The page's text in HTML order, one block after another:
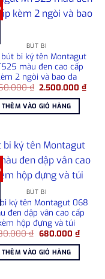
BÚT BI
bút bi ký tên Montagut
màu đen cao cấp
2 ngòi và bao da
₫ Giá
là:
2.850.000 ₫.
2.500.000₫Giá
hiện
THÊM VÀO GIỎ HÀNG
BÚT BI
bi ký tên Montagut 068
đen dập vân cao cấp
hộp đựng và túi
₫ Giá
là:
980.000 ₫.
680.000 ₫Giá
hiện
THÊM VÀO GIỎ HÀNG